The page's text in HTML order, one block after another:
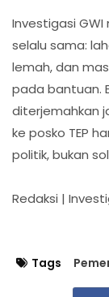
Investigasi
selalu sama:
lemah, dan
pada bantuan.
diterjemahkan
ke posko TEP
politik, bukan
Redaksi |
Tags